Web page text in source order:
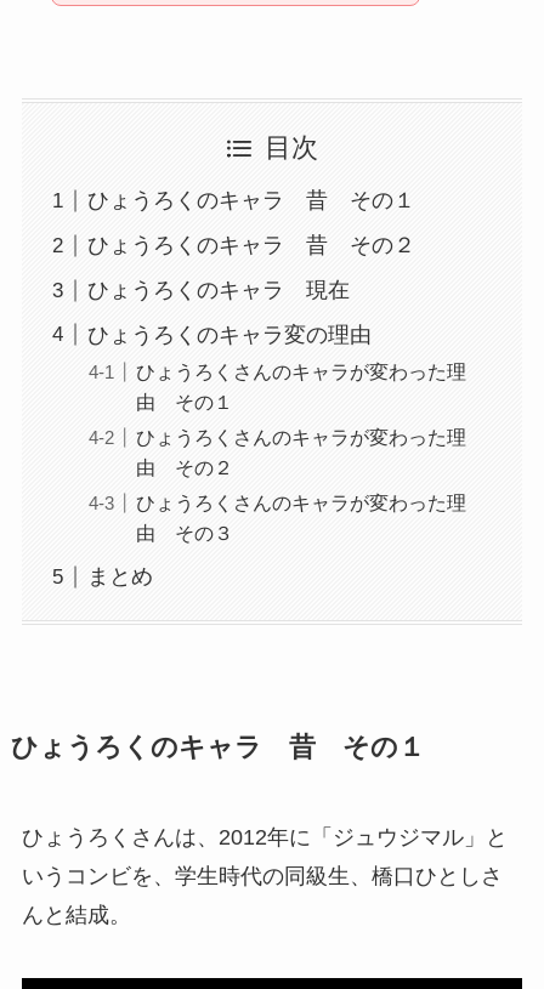
目次
ひょうろくのキャラ 昔 その１
ひょうろくのキャラ 昔 その２
ひょうろくのキャラ 現在
ひょうろくのキャラ変の理由
ひょうろくさんのキャラが変わった理
由 その１
ひょうろくさんのキャラが変わった理
由 その２
ひょうろくさんのキャラが変わった理
由 その３
まとめ
ひょうろくのキャラ 昔 その１
ひょうろくさんは、2012年に「ジュウジマル」と
いうコンビを、学生時代の同級生、橋口ひとしさ
んと結成。